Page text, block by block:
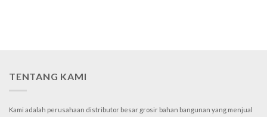
TENTANG KAMI
Kami adalah perusahaan distributor besar grosir bahan bangunan yang menjual